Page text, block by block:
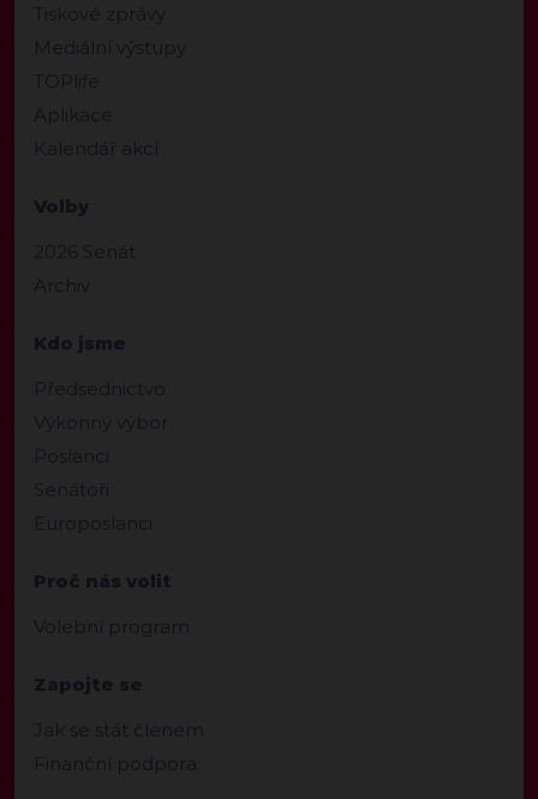
Tiskové zprávy
Mediální výstupy
TOPlife
Aplikace
Kalendář akcí
Volby
2026 Senát
Archiv
Kdo jsme
Předsednictvo
Výkonný výbor
Poslanci
Senátoři
Europoslanci
Proč nás volit
Volební program
Zapojte se
Jak se stát členem
Finanční podpora